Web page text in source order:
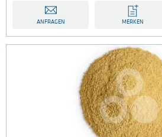
ANFRAGEN MERKEN